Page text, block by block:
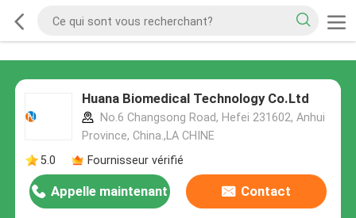
Huana Biomedical Technology Co.Ltd
No.6 Changsong Road, Hefei 231602, Anhui
Province, China.,LA CHINE
5.0
Fournisseur vérifié
Appelle maintenant Contact